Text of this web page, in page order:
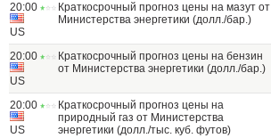
20:00
US
Краткосрочный прогноз цены на мазут от
Министерства энергетики (долл./бар.)
20:00
US
Краткосрочный прогноз цены на бензин
от Министерства энергетики (долл./бар.)
20:00
US
Краткосрочный прогноз цены на
природный газ от Министерства
энергетики (долл./тыс. куб. футов)